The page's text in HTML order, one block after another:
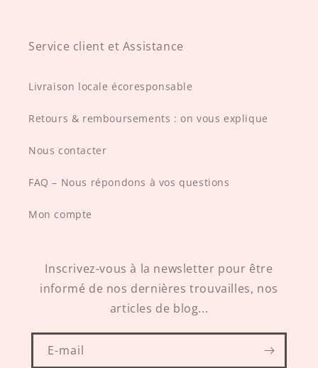
Service client et Assistance
Livraison locale écoresponsable
Retours & remboursements : on vous explique
Nous contacter
FAQ – Nous répondons à vos questions
Mon compte
Inscrivez-vous à la newsletter pour être
informé de nos dernières trouvailles, nos
articles de blog...
E-mail